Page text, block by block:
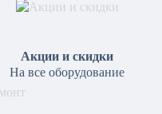
Акции и скидки
На все оборудование